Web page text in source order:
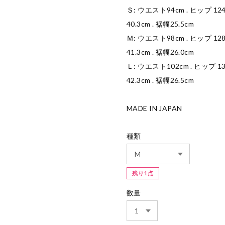
Ｓ: ウエスト94cm . ヒップ
40.3cm . 裾幅25.5cm
Ｍ: ウエスト98cm . ヒップ
41.3cm . 裾幅26.0cm
Ｌ: ウエスト102cm . ヒップ
42.3cm . 裾幅26.5cm
MADE IN JAPAN
種類
残り1点
数量